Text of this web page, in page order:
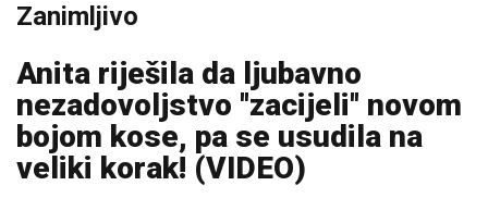
Zanimljivo
Anita riješila da ljubavno
nezadovoljstvo ''zacijeli'' novom
bojom kose, pa se usudila na
veliki korak! (VIDEO)